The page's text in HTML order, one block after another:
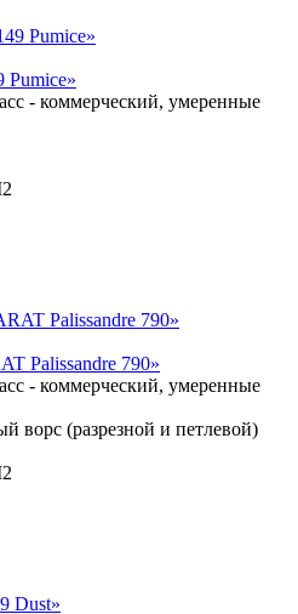
Pumice»
- коммерческий, умеренные
Palissandre 790»
- коммерческий, умеренные
ворс (разрезной и петлевой)